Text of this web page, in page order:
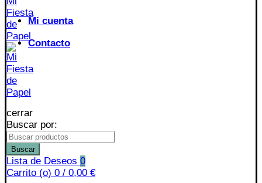
Mi cuenta
Contacto
cerrar
Buscar por:
Buscar
Lista de Deseos 0
Carrito (o) 0 / 0,00 €